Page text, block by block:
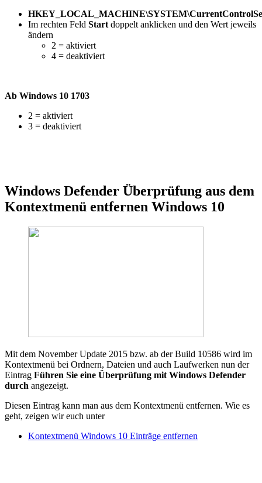
Im rechten Feld Startdoppelt anklicken und den Wert jeweils
ändern
2 = aktiviert
4 = deaktiviert
Ab Windows 10 1703
2 = aktiviert
3 = deaktiviert
Windows Defender Überprüfung aus dem
Kontextmenü entfernen Windows 10
Mit dem November Update 2015 bzw. ab der Build 10586 wird im
Kontextmenü bei Ordnern, Dateien und auch Laufwerken nun der
Eintrag Führen Sie eine Überprüfung mit Windows Defender
durch angezeigt.
Diesen Eintrag kann man aus dem Kontextmenü entfernen. Wie es
geht, zeigen wir euch unter
Kontextmenü Windows 10 Einträge entfernen